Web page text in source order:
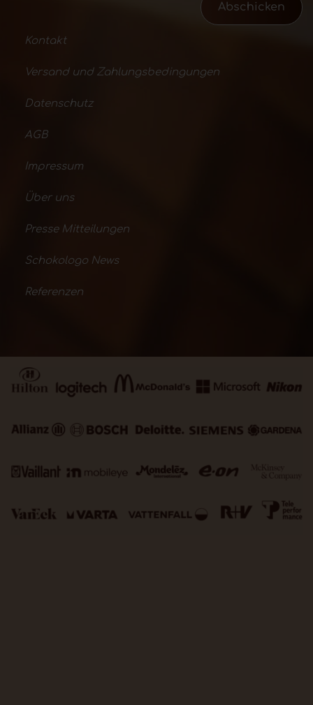
Abschicken
Kontakt
Versand und Zahlungsbedingungen
Datenschutz
AGB
Impressum
Über uns
Presse Mitteilungen
Schokologo News
Referenzen